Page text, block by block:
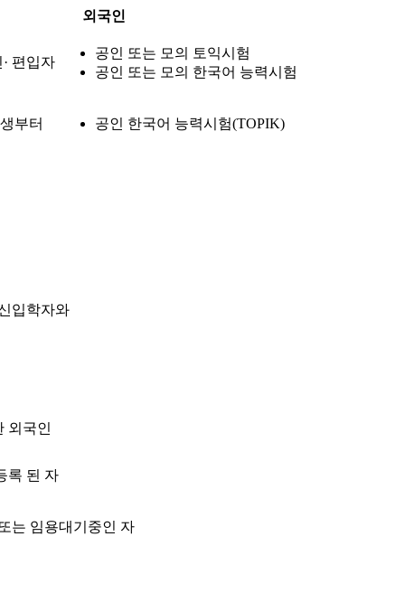
외국인
편입자
공인 또는 모의 토익시험
공인 또는 모의 한국어 능력시험
부터 공인 한국어 능력시험(TOPIK)
입학자와
외국인
록 된 자
는 임용대기중인 자